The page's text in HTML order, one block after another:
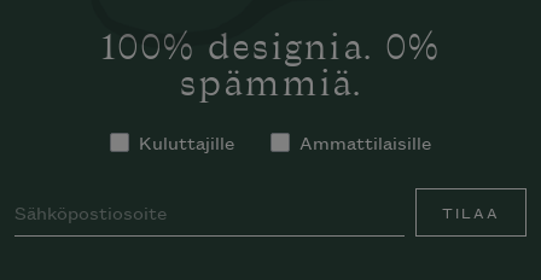
100% designia. 0%
spämmiä.
Kuluttajille Ammattilaisille
TILAA